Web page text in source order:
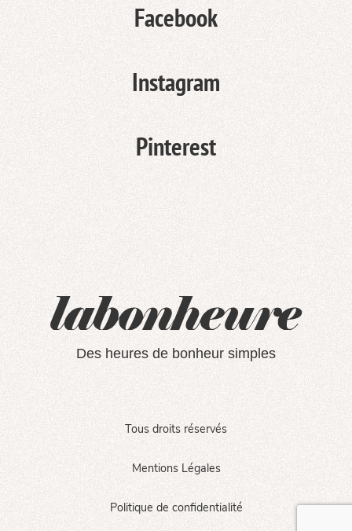
Facebook
Instagram
Pinterest
Des heures de bonheur simples
Tous droits réservés
Mentions Légales
Politique de confidentialité